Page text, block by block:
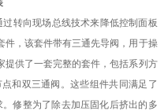
转向现场总线技术来降低控制面板
件，该套件带有三通先导阀，用于操
提供了一套完整的套件，包括系列方
和双三通阀。这些组件共同满足了
修整为了除去加压固化后挤出的多